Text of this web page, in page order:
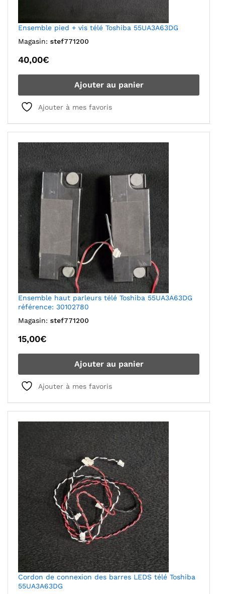
Ensemble pied + vis télé Toshiba 55UA3A63DG
Magasin: stef771200
40,00€
Ajouter au panier
Ajouter à mes favoris
Ensemble haut parleurs télé Toshiba 55UA3A63DG
référence: 30102780
Magasin: stef771200
15,00€
Ajouter au panier
Ajouter à mes favoris
Cordon de connexion des barres LEDS télé Toshiba
55UA3A63DG